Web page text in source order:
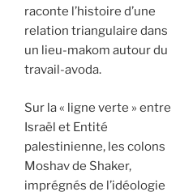
raconte l’histoire d’une
relation triangulaire dans
un lieu-makom autour du
travail-avoda.
Sur la « ligne verte » entre
Israël et Entité
palestinienne, les colons
Moshav de Shaker,
imprégnés de l’idéologie